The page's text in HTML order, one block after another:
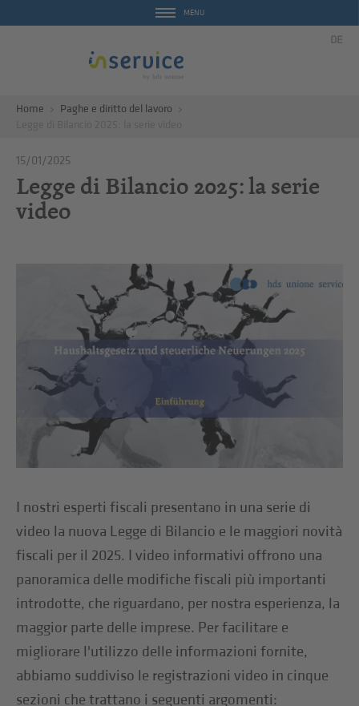
MENU
DE
Home
Paghe e diritto del lavoro
15/01/2025
Legge di Bilancio 2025: la serie
video
I nostri esperti fiscali presentano in una serie di
video la nuova Legge di Bilancio e le maggiori novità
fiscali per il 2025. I video informativi offrono una
panoramica delle modifiche fiscali più importanti
introdotte, che riguardano, per nostra esperienza, la
maggior parte delle imprese. Per facilitare e
migliorare l'utilizzo delle informazioni fornite,
abbiamo suddiviso le registrazioni video in cinque
sezioni che trattano i seguenti argomenti: